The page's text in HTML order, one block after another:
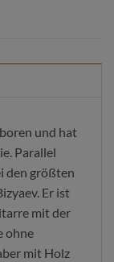
und hat
Parallel
den größten
Er ist
mit der
ohne
mit Holz